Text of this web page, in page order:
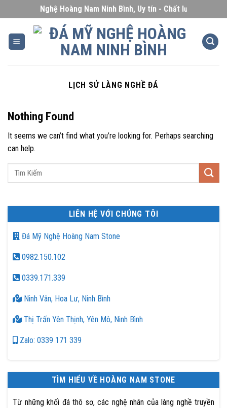
to
content
Đá Mỹ Nghệ Hoàng Nam Ninh Bình, Uy tín - Chất lượng - Giá
LỊCH SỬ LÀNG NGHỀ ĐÁ
LIÊN HỆ VỚI CHÚNG TÔI
Đá Mỹ Nghệ Hoàng Nam Stone
0982.150.102
0339.171.339
Ninh Vân, Hoa Lư, Ninh Bình
Thị Trấn Yên Thịnh, Yên Mô, Ninh Bình
Zalo: 0339 171 339
TÌM HIỂU VỀ HOÀNG NAM STONE
Từ những khối đá thô sơ, các nghệ nhân của làng nghề truyền
Nothing Found
It seems we can’t find what you’re looking for. Perhaps searching
can help.